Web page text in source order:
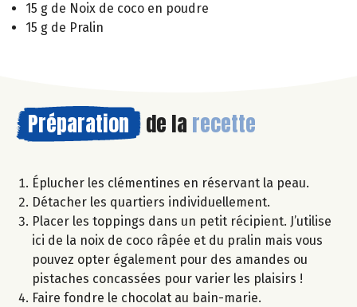
15 g de Noix de coco en poudre
15 g de Pralin
Préparation de la recette
Éplucher les clémentines en réservant la peau.
Détacher les quartiers individuellement.
Placer les toppings dans un petit récipient. J’utilise
ici de la noix de coco râpée et du pralin mais vous
pouvez opter également pour des amandes ou
pistaches concassées pour varier les plaisirs !
Faire fondre le chocolat au bain-marie.